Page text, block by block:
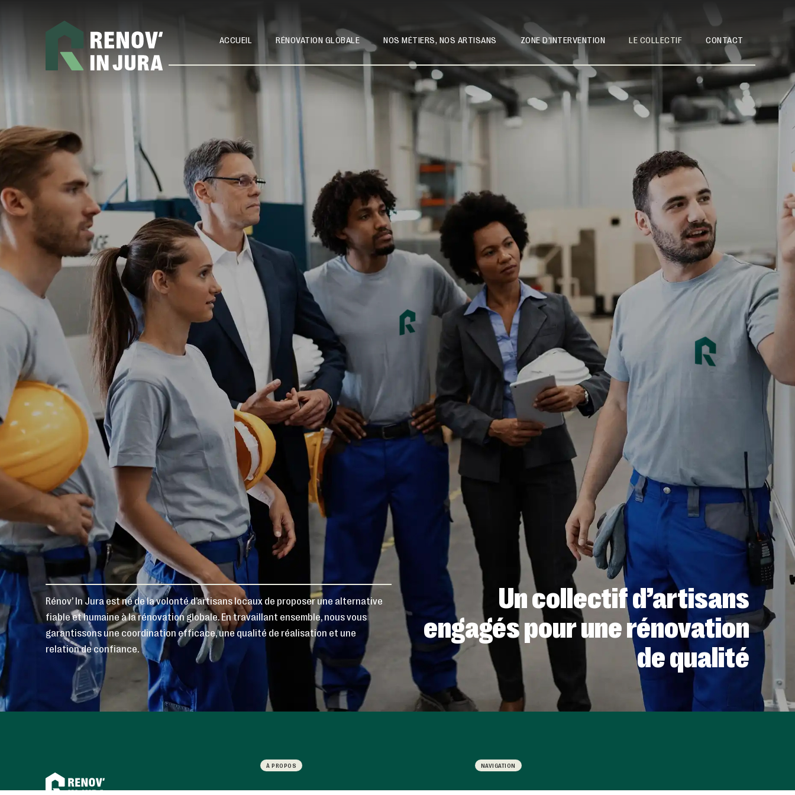
ACCUEIL RÉNOVATION GLOBALE NOS MÉTIERS, NOS ARTISANS ZONE D’INTERVENTION LE COLLECTIF CONTACT
Rénov’ In Jura est né de la volonté d’artisans locaux de proposer une alternative
fiable et humaine à la rénovation globale. En travaillant ensemble, nous vous
garantissons une coordination efficace, une qualité de réalisation et une
relation de confiance.
Un collectif d’artisans
engagés pour une rénovation
de qualité
À PROPOS NAVIGATION